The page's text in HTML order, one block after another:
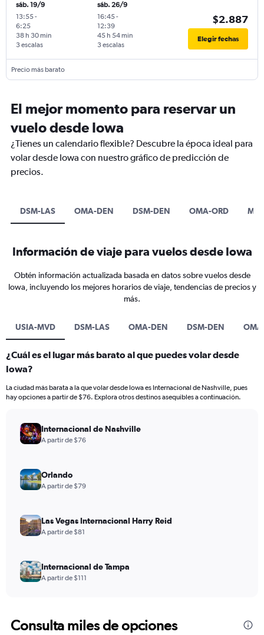
sáb. 19/9
13:55-
6:25
3 escalas
38 h 30 min
sáb. 26/9
16:45-
12:39
3 escalas
45 h 54 min
$2.887
Elegir fechas
Precio más barato
El mejor momento para reservar un
vuelo desde Iowa
¿Tienes un calendario flexible? Descubre la época ideal para
volar desde Iowa con nuestro gráfico de predicción de
precios.
DSM-LAS OMA-DEN DSM-DEN OMA-ORD
Información de viaje para vuelos desde Iowa
Obtén información actualizada basada en datos sobre vuelos desde
Iowa, incluyendo los mejores horarios de viaje, tendencias de precios y
más.
USIA-MVD DSM-LAS OMA-DEN DSM-DEN
¿Cuál es el lugar más barato al que puedes volar desde
Iowa?
La ciudad más barata a la que volar desde Iowa es Internacional de Nashville, pues
hay opciones a partir de $76. Explora otros destinos asequibles a continuación.
Internacional de Nashville
A partir de $76
Orlando
A partir de $79
Las Vegas Internacional Harry Reid
A partir de $81
Internacional de Tampa
A partir de $111
Consulta miles de opciones